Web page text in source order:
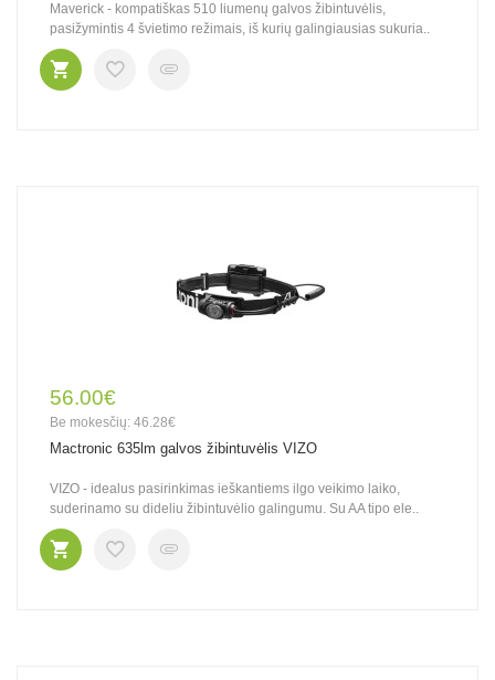
Maverick - kompatiškas 510 liumenų galvos žibintuvėlis,
pasižymintis 4 švietimo režimais, iš kurių galingiausias sukuria..
56.00€
Be mokesčių: 46.28€
Mactronic 635lm galvos žibintuvėlis VIZO
VIZO - idealus pasirinkimas ieškantiems ilgo veikimo laiko,
suderinamo su dideliu žibintuvėlio galingumu. Su AA tipo ele..